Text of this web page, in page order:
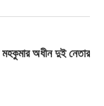
অধীন দুই নেতার